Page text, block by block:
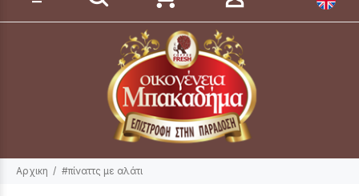
Αρχικη #πίναττς με αλάτι